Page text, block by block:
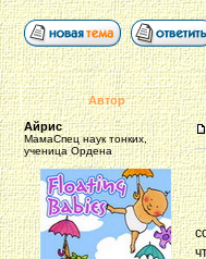
Автор
Айрис
МамаСпец наук тонких,
ученица Ордена